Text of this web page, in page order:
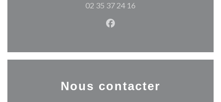
02 35 37 24 16
Facebook ((ouvre une
Nous contacter